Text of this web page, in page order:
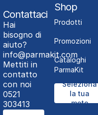
Contattaci
Hai
bisogno di
aiuto?
info@parmakit.com
Mettiti in
contatto
con noi
0521
303413
Shop
Prodotti
Promozioni
Cataloghi
ParmaKit
Seleziona
la tua
moto